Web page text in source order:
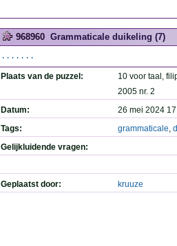
968960 Grammaticale duikeling (7)
.......
Plaats van de puzzel:
10 voor taal,
2005 nr. 2
Datum:
26 mei 2024
Tags:
grammaticale,
Gelijkluidende vragen:
Geplaatst door: kruuze